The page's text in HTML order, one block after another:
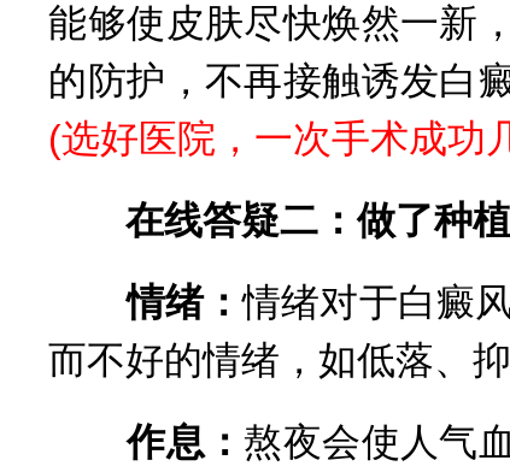
能够使皮肤尽快焕然一新
的防护，不再接触诱发白
(选好医院，一次手术成功
在线答疑二：做了种植
情绪：情绪对于白癜
而不好的情绪，如低落、
作息： 熬夜会使人气